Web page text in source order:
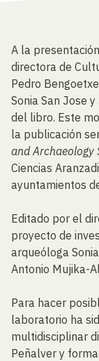
A la
directora de
Pedro
Sonia San Jose
del libro. Este
la publicación
and Archaeology
Ciencias
ayuntamientos
Editado por el
proyecto de
arqueóloga
Antonio Mujika-
Para hacer
laboratorio ha
multidisciplinar
Peñalver y